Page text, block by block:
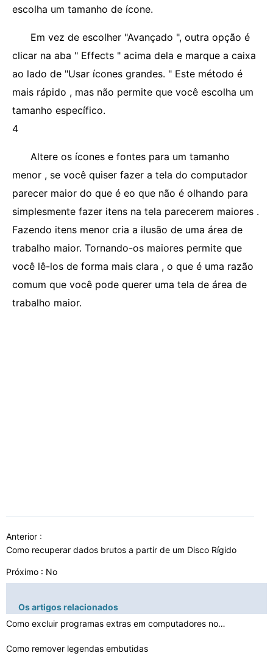
escolha um tamanho de ícone.
Em vez de escolher "Avançado ", outra opção é
clicar na aba " Effects " acima dela e marque a caixa
ao lado de "Usar ícones grandes. " Este método é
mais rápido , mas não permite que você escolha um
tamanho específico.
4
Altere os ícones e fontes para um tamanho
menor , se você quiser fazer a tela do computador
parecer maior do que é eo que não é olhando para
simplesmente fazer itens na tela parecerem maiores .
Fazendo itens menor cria a ilusão de uma área de
trabalho maior. Tornando-os maiores permite que
você lê-los de forma mais clara , o que é uma razão
comum que você pode querer uma tela de área de
trabalho maior.
Anterior :
Como recuperar dados brutos a partir de um Disco Rígido
Próximo : No
Os artigos relacionados
Como excluir programas extras em computadores novos
Como remover legendas embutidas